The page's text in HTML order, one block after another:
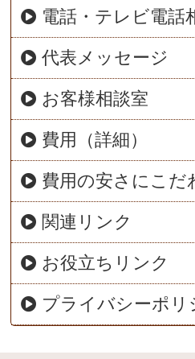
電話・テレビ電話
代表メッセージ
お客様相談室
費用（詳細）
費用の安さにこだ
関連リンク
お役立ちリンク
プライバシーポリ